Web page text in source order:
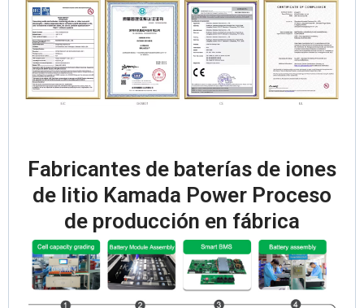
Fabricantes de baterías de iones
de litio Kamada Power Proceso
de producción en fábrica